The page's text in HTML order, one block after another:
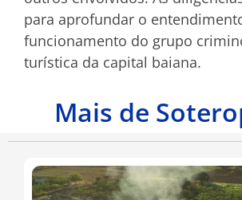
para aprofundar o
funcionamento do grupo
turística da capital baiana.
Mais de